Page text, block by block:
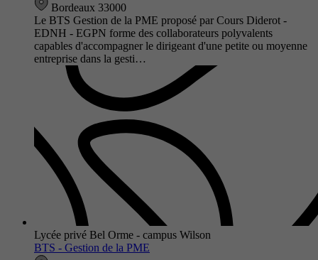
Bordeaux 33000
Le BTS Gestion de la PME proposé par Cours Diderot -
EDNH - EGPN forme des collaborateurs polyvalents
capables d'accompagner le dirigeant d'une petite ou moyenne
entreprise dans la gesti…
Lycée privé Bel Orme - campus Wilson
BTS - Gestion de la PME